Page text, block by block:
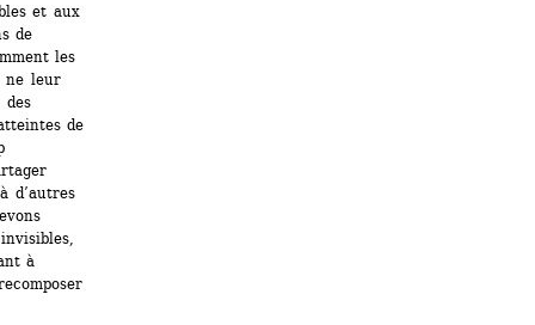
et aux
de
les
ne leur
des
de
d’autres
à